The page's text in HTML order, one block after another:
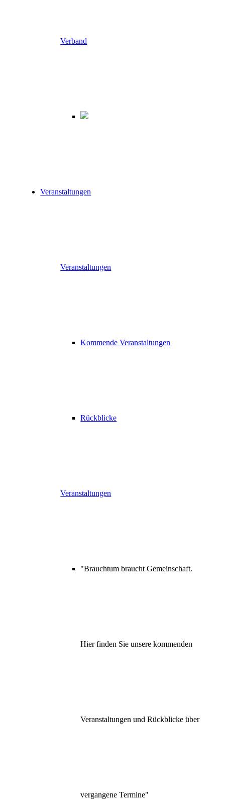
Verband
Veranstaltungen
Veranstaltungen
Kommende Veranstaltungen
Rückblicke
Veranstaltungen
"Brauchtum braucht Gemeinschaft.
Hier finden Sie unsere kommenden
Veranstaltungen und Rückblicke über
vergangene Termine"